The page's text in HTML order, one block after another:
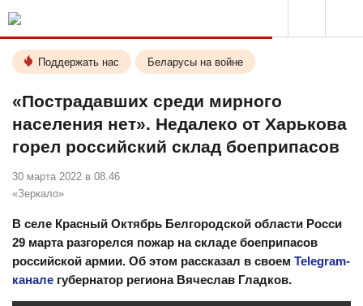
Поддержать нас Беларусы на войне
«Пострадавших среди мирного
населения нет». Недалеко от Харькова
горел российский склад боеприпасов
30 марта 2022 в 08.46
«Зеркало»
В селе Красный Октябрь Белгородской области Росси
29 марта разгорелся пожар на складе боеприпасов
российской армии. Об этом рассказал в своем Telegram-
канале губернатор региона Вячеслав Гладков.